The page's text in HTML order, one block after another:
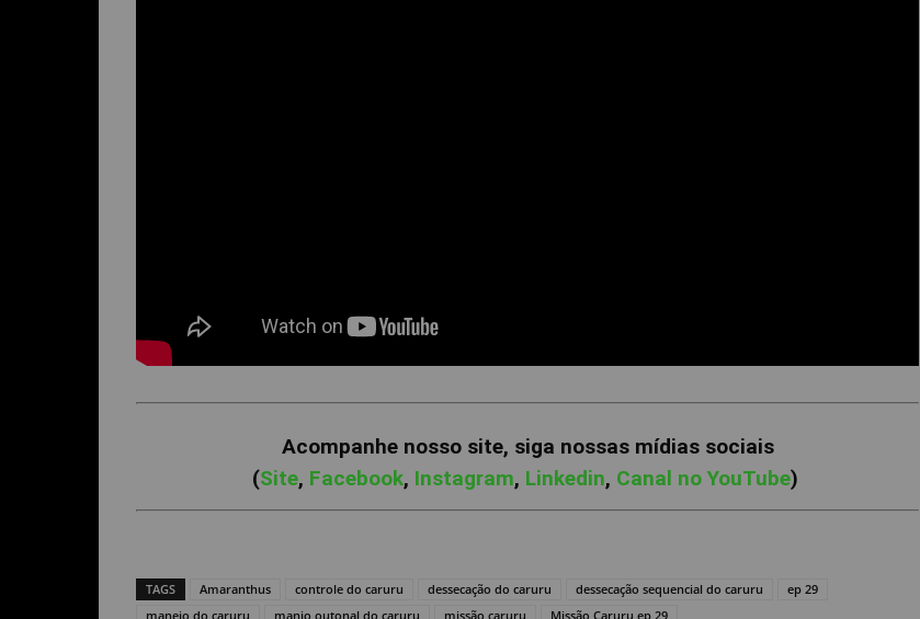
Acompanhe nosso site, siga nossas mídias sociais
(Site, Facebook, Instagram, Linkedin, Canal no YouTube)
TAGS Amaranthus controle do caruru dessecação do caruru dessecação sequencial do caruru
ep 29
manejo do caruru
manjo outonal do caruru missão caruru Missão Caruru ep 29